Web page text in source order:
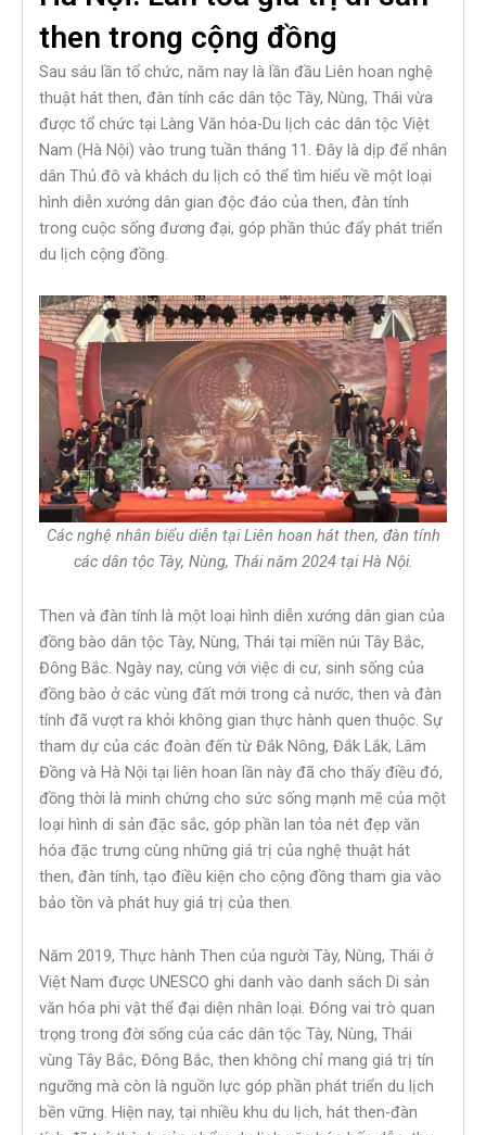
then trong cộng đồng
Sau sáu lần tổ chức, năm nay là lần đầu Liên hoan nghệ
thuật hát then, đàn tính các dân tộc Tày, Nùng, Thái vừa
được tổ chức tại Làng Văn hóa-Du lịch các dân tộc Việt
Nam (Hà Nội) vào trung tuần tháng 11. Đây là dịp để nhân
dân Thủ đô và khách du lịch có thể tìm hiểu về một loại
hình diễn xướng dân gian độc đáo của then, đàn tính
trong cuộc sống đương đại, góp phần thúc đẩy phát triển
du lịch cộng đồng.
Các nghệ nhân biểu diễn tại Liên hoan hát then, đàn tính
các dân tộc Tày, Nùng, Thái năm 2024 tại Hà Nội.
Then và đàn tính là một loại hình diễn xướng dân gian của
đồng bào dân tộc Tày, Nùng, Thái tại miền núi Tây Bắc,
Đông Bắc. Ngày nay, cùng với việc di cư, sinh sống của
đồng bào ở các vùng đất mới trong cả nước, then và đàn
tính đã vượt ra khỏi không gian thực hành quen thuộc. Sự
tham dự của các đoàn đến từ Đắk Nông, Đắk Lắk, Lâm
Đồng và Hà Nội tại liên hoan lần này đã cho thấy điều đó,
đồng thời là minh chứng cho sức sống mạnh mẽ của một
loại hình di sản đặc sắc, góp phần lan tỏa nét đẹp văn
hóa đặc trưng cùng những giá trị của nghệ thuật hát
then, đàn tính, tạo điều kiện cho cộng đồng tham gia vào
bảo tồn và phát huy giá trị của then.
Năm 2019, Thực hành Then của người Tày, Nùng, Thái ở
Việt Nam được UNESCO ghi danh vào danh sách Di sản
văn hóa phi vật thể đại diện nhân loại. Đóng vai trò quan
trọng trong đời sống của các dân tộc Tày, Nùng, Thái
vùng Tây Bắc, Đông Bắc, then không chỉ mang giá trị tín
ngưỡng mà còn là nguồn lực góp phần phát triển du lịch
bền vững. Hiện nay, tại nhiều khu du lịch, hát then-đàn